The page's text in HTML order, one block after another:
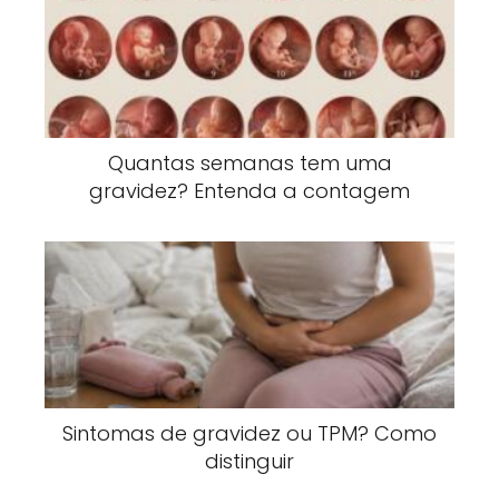
Quantas semanas tem uma
gravidez? Entenda a contagem
Sintomas de gravidez ou TPM? Como
distinguir